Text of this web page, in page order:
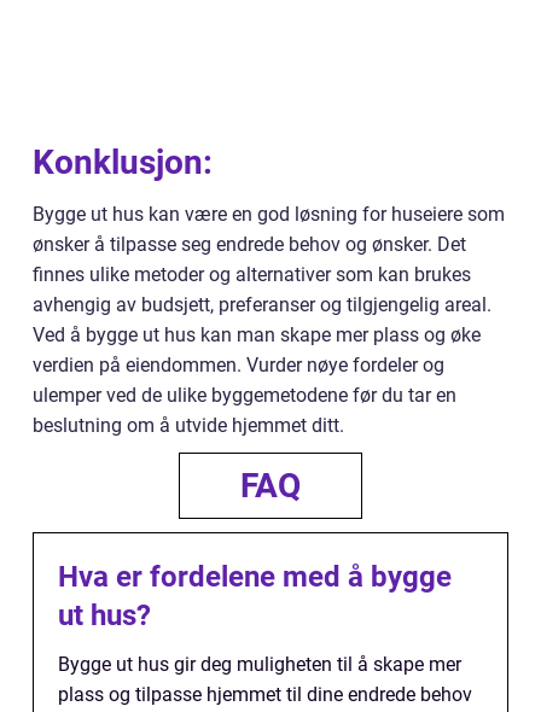
Konklusjon:
Bygge ut hus kan være en god løsning for huseiere som
ønsker å tilpasse seg endrede behov og ønsker. Det
finnes ulike metoder og alternativer som kan brukes
avhengig av budsjett, preferanser og tilgjengelig areal.
Ved å bygge ut hus kan man skape mer plass og øke
verdien på eiendommen. Vurder nøye fordeler og
ulemper ved de ulike byggemetodene før du tar en
beslutning om å utvide hjemmet ditt.
FAQ
Hva er fordelene med å bygge
ut hus?
Bygge ut hus gir deg muligheten til å skape mer
plass og tilpasse hjemmet til dine endrede behov